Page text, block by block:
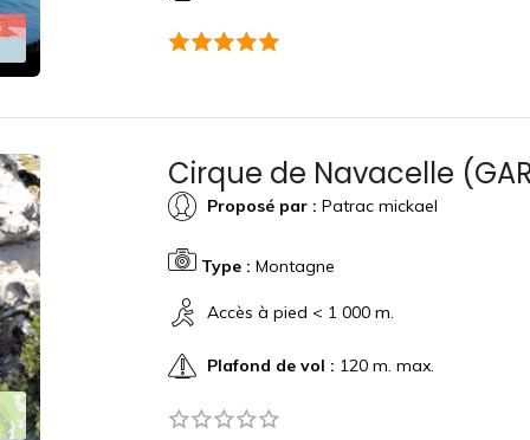
Cirque de Navacelle
Proposé par : Patrac mickael
Type : Montagne
Accès à pied < 1 000 m.
Plafond de vol : 120 m. max.